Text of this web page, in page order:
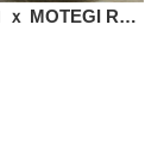
ダッジ ナイトロ ｘ MOTEGI RACING MR056 20インチ